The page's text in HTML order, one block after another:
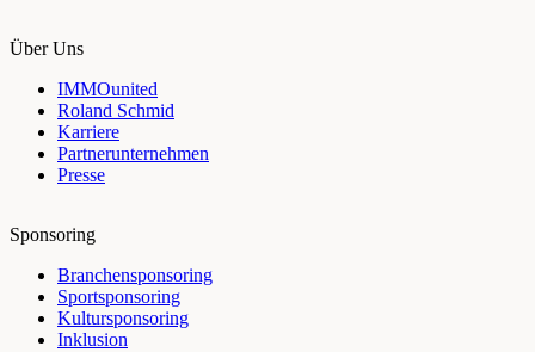
Über Uns
IMMOunited
Roland Schmid
Karriere
Partnerunternehmen
Presse
Sponsoring
Branchensponsoring
Sportsponsoring
Kultursponsoring
Inklusion